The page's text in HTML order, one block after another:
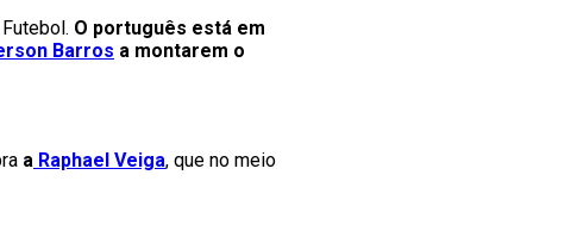
O português está em
Barros a montarem o
a Raphael Veiga, que no meio